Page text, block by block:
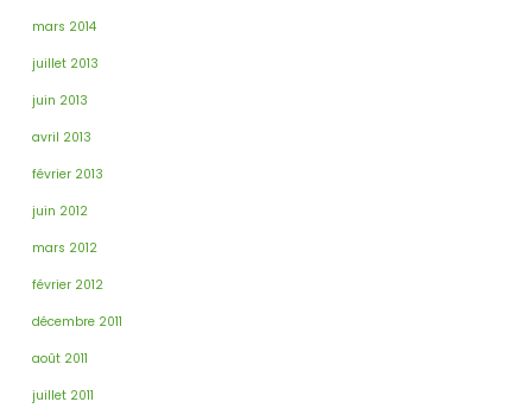
mars 2014
juillet 2013
juin 2013
avril 2013
février 2013
juin 2012
mars 2012
février 2012
décembre 2011
août 2011
juillet 2011